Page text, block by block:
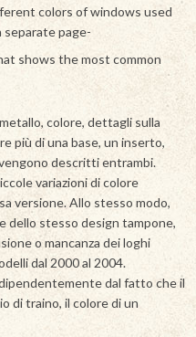
colors of windows used
separate page-
shows the most common
colore, dettagli sulla
più di una base, un inserto,
descritti entrambi.
variazioni di colore
versione. Allo stesso modo,
dello stesso design tampone,
o mancanza dei loghi
dal 2000 al 2004.
dal fatto che il
di traino, il colore di un